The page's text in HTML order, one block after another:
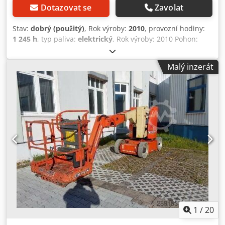
Dotazovat se Zavolat
Stav: dobrý (použitý), Rok výroby: 2010, provozní hodiny:
1 245 h, typ paliva: elektrický, Rok výroby: 2010 Pohon:
Kola Celková povolená hmotnost: 7 004 kg Dkedpfx Ansy N
T Uaowsr Stožár: Lomené rameno Pracovní výška: 1 100 cm
CE značení: ano Technický stav: dobrý Optický stav: dobrý
Malý inzerát
1 /20